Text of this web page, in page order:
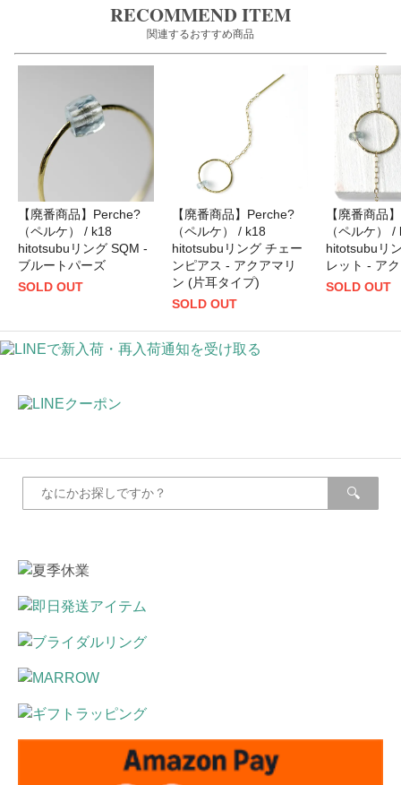
RECOMMEND ITEM
関連するおすすめ商品
【廃番商品】Perche?
（ペルケ） / k18
hitotsubuリング SQM -
ブルートパーズ
SOLD OUT
【廃番商品】Perche?
（ペルケ） / k18
hitotsubuリング チェー
ンピアス - アクアマリ
ン (片耳タイプ)
SOLD OUT
【廃番商品
（ペルケ） /
hitotsubuリ
レット - ア
SOLD OUT